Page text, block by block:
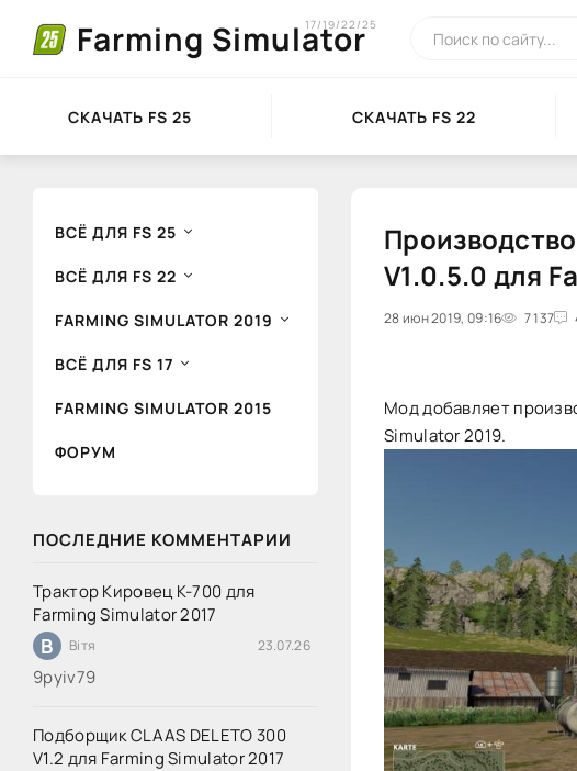
Farming Simulator
17/19/22/25
СКАЧАТЬ FS 25 СКАЧАТЬ FS 22
ВСЁ ДЛЯ FS 25
ВСЁ ДЛЯ FS 22
FARMING SIMULATOR 2019
ВСЁ ДЛЯ FS 17
FARMING SIMULATOR 2015
ФОРУМ
ПОСЛЕДНИЕ КОММЕНТАРИИ
Трактор Кировец К-700 для
Farming Simulator 2017
В Вітя 23.07.26
9руіv79
Подборщик CLAAS DELETO 300
V1.2 для Farming Simulator 2017
Производство
V1.0.5.0 для
28 июн 2019, 09:16 7 137
1 2 3 4 5
Мод добавляет
Simulator 2019.